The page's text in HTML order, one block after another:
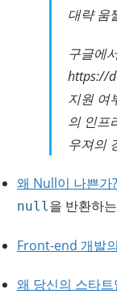
대략 움
구글에
https://
지원 여
의 인프
우져의
왜 Null이 나쁜가?
null을 반환하
Front-end 개발
왜 당신의 스타